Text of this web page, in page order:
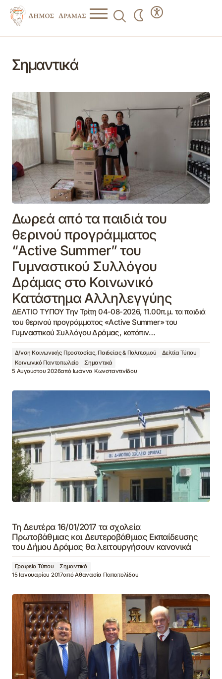
Σημαντικά
Δωρεά από τα παιδιά του
θερινού προγράμματος
“Active Summer” του
Γυμναστικού Συλλόγου
Δράμας στο Κοινωνικό
Κατάστημα Αλληλεγγύης
ΔΕΛΤΙΟ ΤΥΠΟΥ Την Τρίτη 04-08-2026, 11.00π.μ. τα παιδιά
του θερινού προγράμματος «Active Summer» του
Γυμναστικού Συλλόγου Δράμας, κατόπιν…
Δ/νση Κοινωνικής Προστασίας, Παιδείας & Πολιτισμού
Δελτία Τύπου
Κοινωνικό Παντοπωλείο
Σημαντικά
5 Αυγούστου 2026από Ιωάννα Κωνσταντινίδου
Τη Δευτέρα 16/01/2017 τα σχολεία
Πρωτοβάθμιας και Δευτεροβάθμιας Εκπαίδευσης
του Δήμου Δράμας θα λειτουργήσουν κανονικά
Γραφείο Τύπου
Σημαντικά
15 Ιανουαρίου 2017απόΑθανασία Παπατολίδου